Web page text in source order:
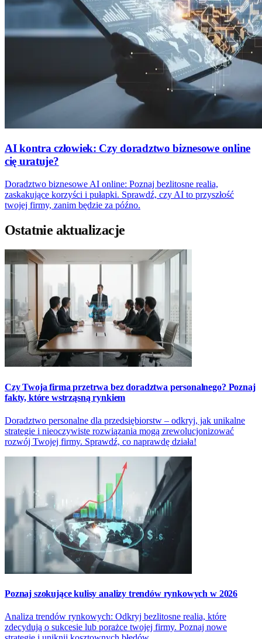
AI kontra człowiek: Czy doradztwo biznesowe online
cię uratuje?
Doradztwo biznesowe AI online: Poznaj bezlitosne realia,
zaskakujące korzyści i pułapki. Sprawdź, czy AI to przyszłość
twojej firmy, zanim będzie za późno.
Ostatnie aktualizacje
Czy Twoja firma przetrwa bez doradztwa personalnego? Poznaj
fakty, które wstrząsną rynkiem
Doradztwo personalne dla przedsiębiorstw – odkryj, jak unikalne
strategie i nieoczywiste rozwiązania mogą zrewolucjonizować
rozwój Twojej firmy. Sprawdź, co naprawdę działa!
Poznaj szokujące kulisy analizy trendów rynkowych w 2026
Analiza trendów rynkowych: Odkryj bezlitosne realia, które
zdecydują o sukcesie lub porażce twojej firmy. Poznaj nowe